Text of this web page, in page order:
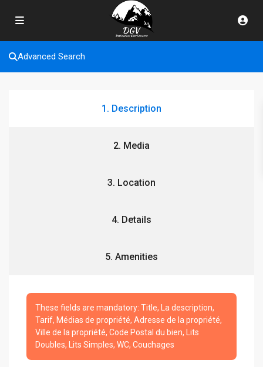
Advanced Search
1. Description
2. Media
3. Location
4. Details
5. Amenities
These fields are mandatory: Title, La description,
Tarif, Médias de propriété, Adresse de la propriété,
Ville de la propriété, Code Postal du bien, Lits
Doubles, Lits Simples, WC, Couchages